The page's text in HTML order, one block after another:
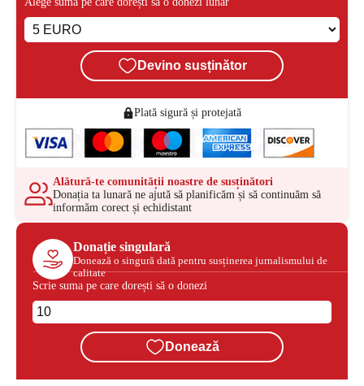
Devino susținător
Plată sigură și protejată
Alătură-te comunității noastre de susținători
Donația ta lunară ne ajută să planificăm și să continuăm să
informăm corect și echidistant
Donație singulară
Donează o singură dată pentru susținerea jurnalismului de
calitate
Scrie suma pe care dorești să o donezi
Donează